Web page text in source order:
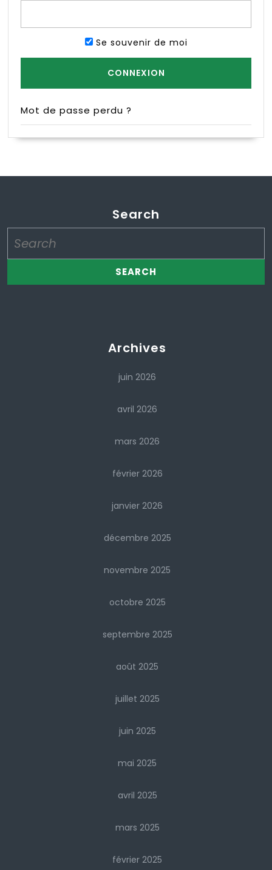
Se souvenir de moi
Mot de passe perdu ?
Search
for:
Archives
juin 2026
avril 2026
mars 2026
février 2026
janvier 2026
décembre 2025
novembre 2025
octobre 2025
septembre 2025
août 2025
juillet 2025
juin 2025
mai 2025
avril 2025
mars 2025
février 2025